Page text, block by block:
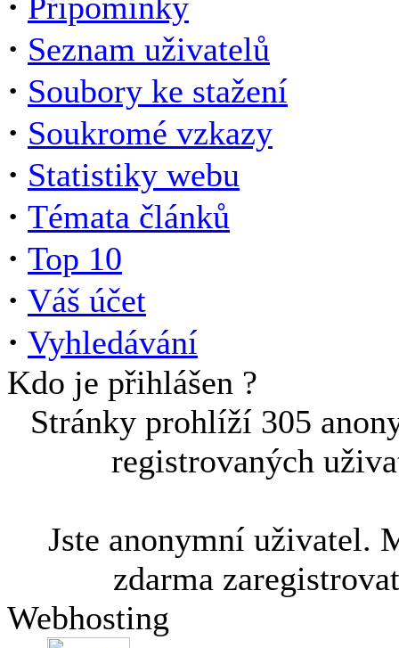
· Seznam uživatelů
· Soubory ke stažení
· Soukromé vzkazy
· Statistiky webu
· Témata článků
· Top 10
· Váš účet
· Vyhledávání
Kdo je přihlášen ?
Stránky prohlíží 305
registrovaných
Jste anonymní uživatel.
zdarma
Webhosting